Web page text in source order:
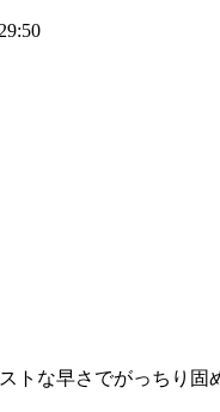
トな早さでがっちり固